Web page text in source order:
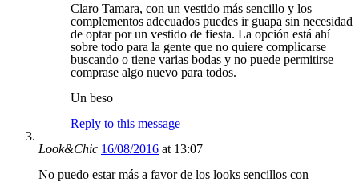
Claro Tamara, con un vestido más sencillo y los
complementos adecuados puedes ir guapa sin necesidad
de optar por un vestido de fiesta. La opción está ahí
sobre todo para la gente que no quiere complicarse
buscando o tiene varias bodas y no puede permitirse
comprase algo nuevo para todos.
Un beso
Reply to this message
Look&Chic 16/08/2016 at 13:07
No puedo estar más a favor de los looks sencillos con